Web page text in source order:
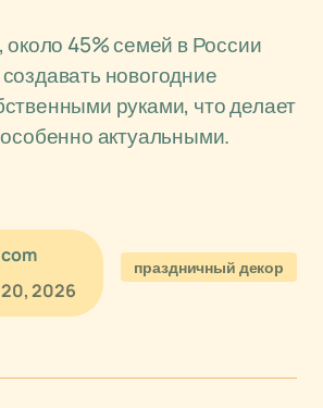
около 45% семей в России
новогодние
руками, что делает
актуальными.
2026
праздничный декор